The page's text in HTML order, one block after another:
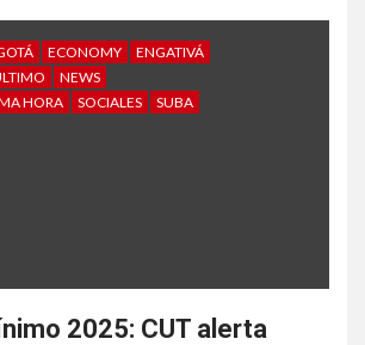
ECONOMY
ENGATIVÁ
NEWS
HORA
SOCIALES SUBA
2025: CUT alerta